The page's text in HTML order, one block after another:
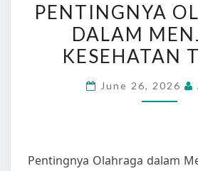
PENTINGNYA
DALAM
KESEHATAN
June 26, 2026
Pentingnya Olahraga dalam